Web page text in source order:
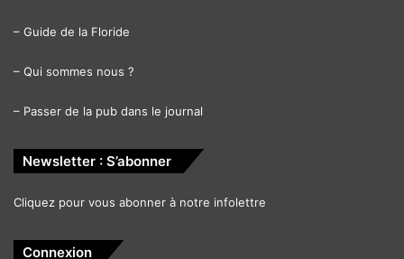
– Guide de la Floride
– Qui sommes nous ?
– Passer de la pub dans le journal
Newsletter : S’abonner
Cliquez pour vous abonner à notre infolettre
Connexion